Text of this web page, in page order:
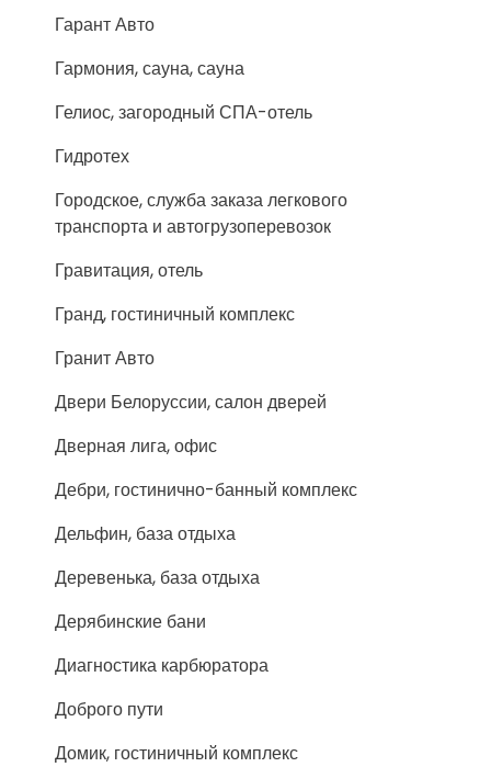
Гарант Авто
Гармония, сауна, сауна
Гелиос, загородный СПА-отель
Гидротех
Городское, служба заказа легкового
транспорта и автогрузоперевозок
Гравитация, отель
Гранд, гостиничный комплекс
Гранит Авто
Двери Белоруссии, салон дверей
Дверная лига, офис
Дебри, гостинично-банный комплекс
Дельфин, база отдыха
Деревенька, база отдыха
Дерябинские бани
Диагностика карбюратора
Доброго пути
Домик, гостиничный комплекс